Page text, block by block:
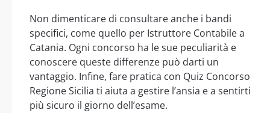
Non dimenticare di consultare anche i bandi
specifici, come quello per Istruttore Contabile a
Catania. Ogni concorso ha le sue peculiarità e
conoscere queste differenze può darti un
vantaggio. Infine, fare pratica con Quiz Concorso
Regione Sicilia ti aiuta a gestire l’ansia e a sentirti
più sicuro il giorno dell’esame.